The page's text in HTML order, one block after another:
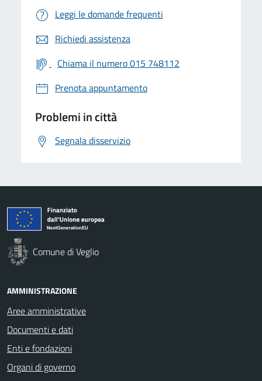
Leggi le domande frequenti
Richiedi assistenza
Chiama il numero 015 748112
Prenota appuntamento
Problemi in città
Segnala disservizio
Comune di Veglio
AMMINISTRAZIONE
Aree amministrative
Documenti e dati
Enti e fondazioni
Organi di governo